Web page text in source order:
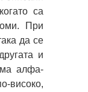
са
При
да се
и
алфа-
високо,